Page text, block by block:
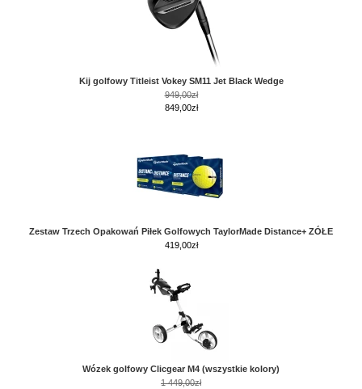
Kij golfowy Titleist Vokey SM11 Jet Black Wedge
949,00zł
849,00zł
Zestaw Trzech Opakowań Piłek Golfowych TaylorMade Distance+ ZÓŁE
419,00zł
Wózek golfowy Clicgear M4 (wszystkie kolory)
1 449,00zł